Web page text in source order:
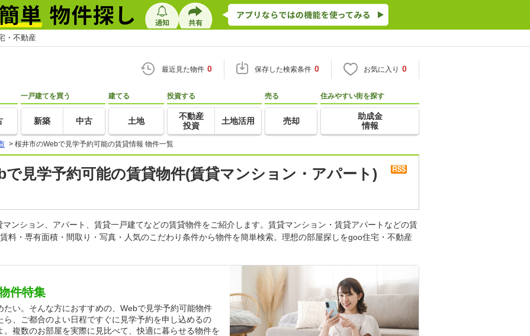
・不動産
最近見た物件 0 保存した検索条件 0 お気に入り 0
一戸建てを買う
新築 中古
建てる
土地
投資する
不動産
投資
土地活用
売る
売却
住みやすい街を探す
助成金
情報
> 桜井市のWebで見学予約可能の賃貸情報 物件一覧
で見学予約可能の賃貸物件(賃貸マンション・アパート)
ンション、アパート、賃貸一戸建てなどの賃貸物件をご紹介します。賃貸マンション・賃貸アパートなどの賃
料・専有面積・間取り・写真・人気のこだわり条件から物件を簡単検索。理想の部屋探しをgoo住宅・不動産
件特集
い。そんな方におすすめの、Webで見学予約可能物件
、ご都合のよい日程ですぐに見学予約を申し込めるの
複数のお部屋を実際に見比べて、快適に暮らせる物件を